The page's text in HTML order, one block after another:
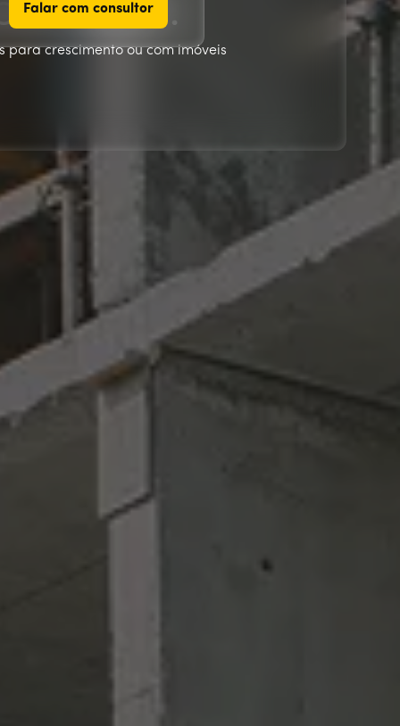
Falar com consultor
Falar com consultor
ideal.
para crescimento ou com imóveis